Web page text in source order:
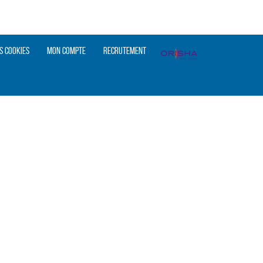
cookies Mon compte Recrutement